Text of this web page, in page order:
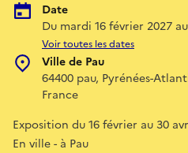
Date
Du mardi 16 février 2027
Voir toutes les dates
Ville de Pau
64400 pau, Pyrénées-
France
Exposition du 16 février au 30
En ville - à Pau